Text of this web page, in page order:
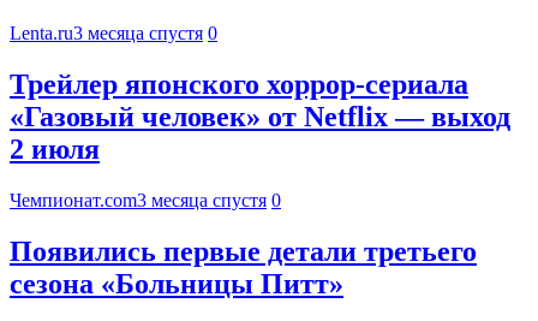
Lenta.ru3 месяца спустя 0
Трейлер японского хоррор-сериала
«Газовый человек» от Netflix — выход
2 июля
Чемпионат.com3 месяца спустя 0
Появились первые детали третьего
сезона «Больницы Питт»